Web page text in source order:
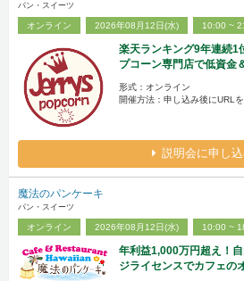
パン・スイーツ
オンライン 2026年08月12日(水) 10:00 ~
楽天ランキング9年連続1
プコーン専門店で低資金
形式：オンライン
開催方法：申し込み後にURL
説明会に申し
魔法のパンケーキ
パン・スイーツ
オンライン 2026年08月12日(水) 10:00 ~
年利益1,000万円超え！
ジライセンスでカフェの